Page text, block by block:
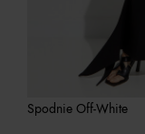
Spodnie Off-White